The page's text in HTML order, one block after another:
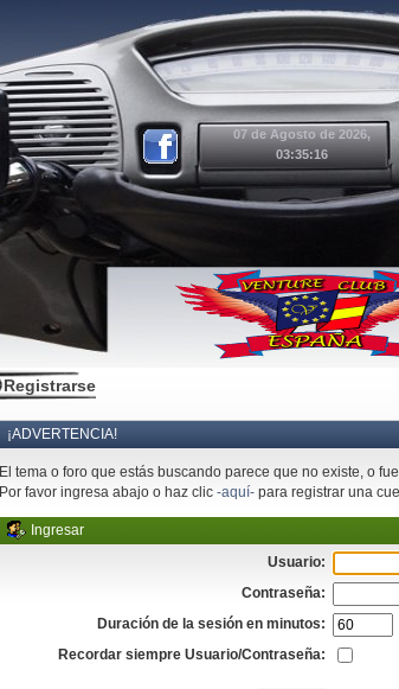
07 de Agosto de 2026,
03:35:16
Registrarse
¡ADVERTENCIA!
El tema o foro que estás buscando parece que no existe, o
Por favor ingresa abajo o haz clic-aquí- para registrar una
Ingresar
Usuario:
Contraseña:
Duración de la sesión en minutos:
Recordar siempre Usuario/Contraseña: